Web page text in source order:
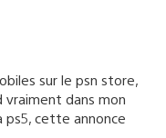
sur le psn store,
vraiment dans mon
ps5, cette annonce